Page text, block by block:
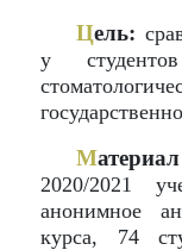
Цель:
у
М
2020/2021
анонимное
курса, 74